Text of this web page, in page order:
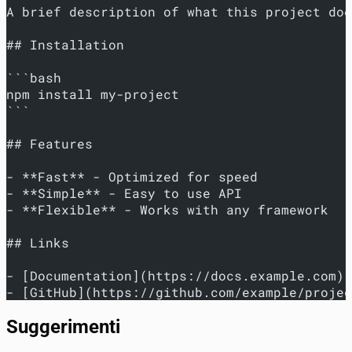
A brief description of what this project
## Installation
```bash
npm install my-project
```
## Features
- **Fast** - Optimized for speed
- **Simple** - Easy to use API
- **Flexible** - Works with any framework
## Links
- [Documentation](https://docs.example.com)
- [GitHub](https://github.com/example/
Suggerimenti